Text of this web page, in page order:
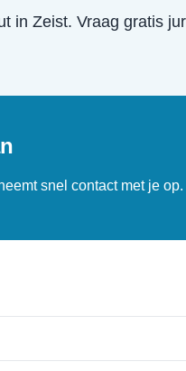
in Zeist. Vraag gratis
snel contact met je